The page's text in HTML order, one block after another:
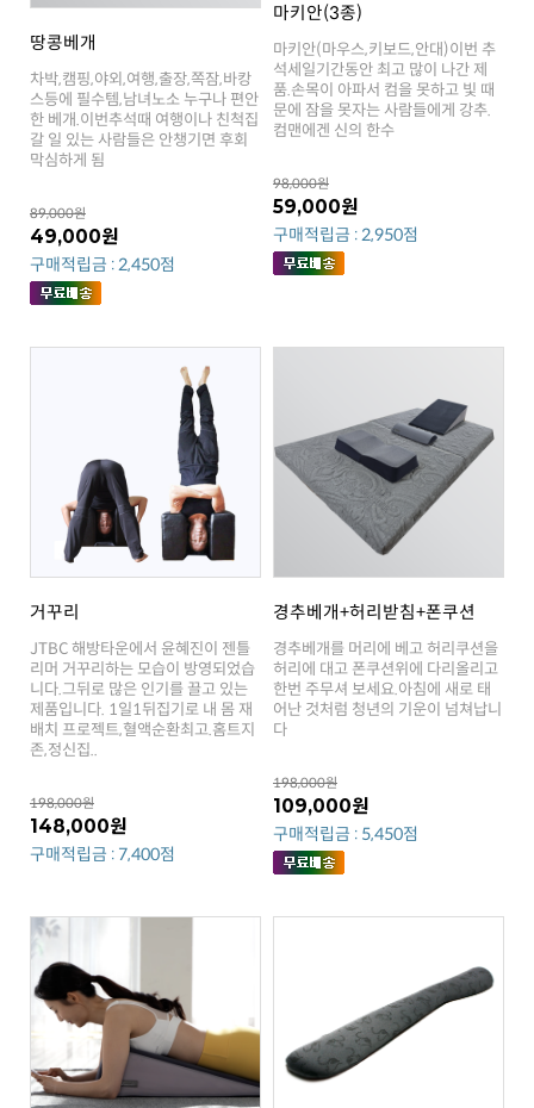
땅콩베개
막심하게 됨
89,000원
49,000원
구매적립금 : 2,450점
마키안(3종)
컴맨에겐 신의 한수
98,000원
59,000원
구매적립금 : 2,950점
거꾸리
존,정신집..
198,000원
148,000원
구매적립금 : 7,400점
경추베개+허리받침+폰쿠션
다
198,000원
109,000원
구매적립금 : 5,450점